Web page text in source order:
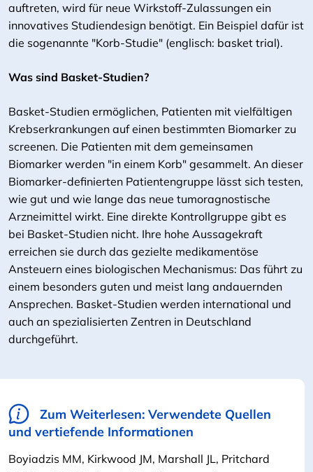
auftreten, wird für neue Wirkstoff-Zulassungen ein
innovatives Studiendesign benötigt. Ein Beispiel dafür ist
die sogenannte "Korb-Studie" (englisch: basket trial).
Was sind Basket-Studien?
Basket-Studien ermöglichen, Patienten mit vielfältigen
Krebserkrankungen auf einen bestimmten Biomarker zu
screenen. Die Patienten mit dem gemeinsamen
Biomarker werden "in einem Korb" gesammelt. An dieser
Biomarker-definierten Patientengruppe lässt sich testen,
wie gut und wie lange das neue tumoragnostische
Arzneimittel wirkt. Eine direkte Kontrollgruppe gibt es
bei Basket-Studien nicht. Ihre hohe Aussagekraft
erreichen sie durch das gezielte medikamentöse
Ansteuern eines biologischen Mechanismus: Das führt zu
einem besonders guten und meist lang andauernden
Ansprechen. Basket-Studien werden international und
auch an spezialisierten Zentren in Deutschland
durchgeführt.
Zum Weiterlesen: Verwendete Quellen
und vertiefende Informationen
Boyiadzis MM, Kirkwood JM, Marshall JL, Pritchard